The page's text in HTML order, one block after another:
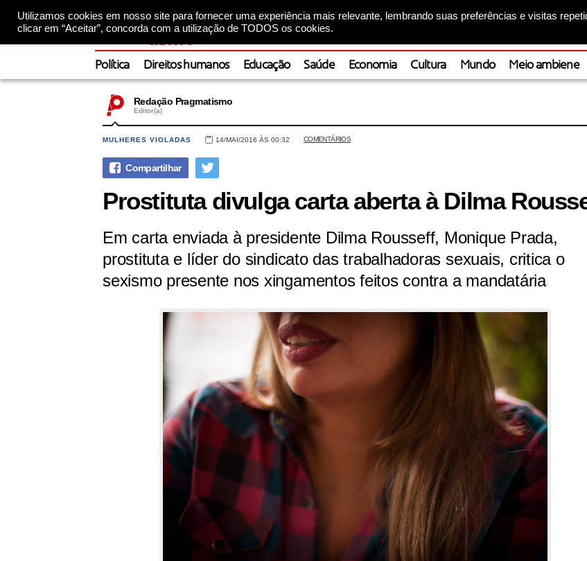
Utilizamos cookies em nosso site para fornecer uma experiência mais relevante, lembrando suas preferências e visitas
clicar em “Aceitar”, concorda com a utilização de TODOS os cookies.
Política Direitos humanos Educação Saúde Economia Cultura Mundo Meio ambiene
Redação Pragmatismo
Editor(a)
MULHERES VIOLADAS 14/MAI/2016 ÀS 00:32 COMENTÁRIOS
Prostituta divulga carta aberta à Dilma
Em carta enviada à presidente Dilma Rousseff, Monique Prada,
prostituta e líder do sindicato das trabalhadoras sexuais, critica o
sexismo presente nos xingamentos feitos contra a mandatária